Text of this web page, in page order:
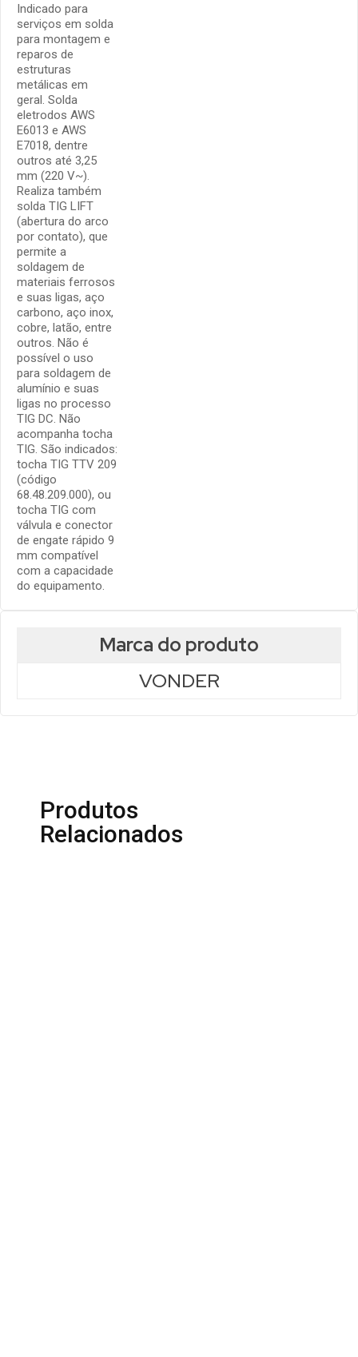
Indicado para
serviços em solda
para montagem e
reparos de
estruturas
metálicas em
geral. Solda
eletrodos AWS
E6013 e AWS
E7018, dentre
outros até 3,25
mm (220 V~).
Realiza também
solda TIG LIFT
(abertura do arco
por contato), que
permite a
soldagem de
materiais ferrosos
e suas ligas, aço
carbono, aço inox,
cobre, latão, entre
outros. Não é
possível o uso
para soldagem de
alumínio e suas
ligas no processo
TIG DC. Não
acompanha tocha
TIG. São indicados:
tocha TIG TTV 209
(código
68.48.209.000), ou
tocha TIG com
válvula e conector
de engate rápido 9
mm compatível
com a capacidade
do equipamento.
Marca do produto
VONDER
Produtos
Relacionados